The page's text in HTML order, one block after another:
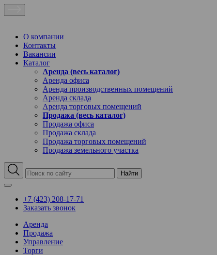
О компании
Контакты
Вакансии
Каталог
Аренда (весь каталог)
Аренда офиса
Аренда производственных помещений
Аренда склада
Аренда торговых помещений
Продажа (весь каталог)
Продажа офиса
Продажа склада
Продажа торговых помещений
Продажа земельного участка
Найти
+7 (423) 208-17-71
Заказать звонок
Аренда
Продажа
Управление
Торги